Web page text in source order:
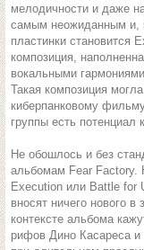
мелодичности и даже
самым неожиданным и,
пластинки становится
композиция,
вокальными
Такая композиция
киберпанковому
группы есть потенциал
Не обошлось и без
альбомам Fear Factory.
Execution или Battle for
вносят ничего нового
контексте альбома
рифов Дино Касареса и